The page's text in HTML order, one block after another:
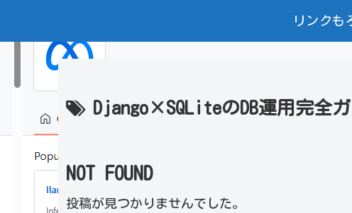
リンクも
Django×SQLiteのDB運用完全
NOT FOUND
投稿が見つかりませんでした。